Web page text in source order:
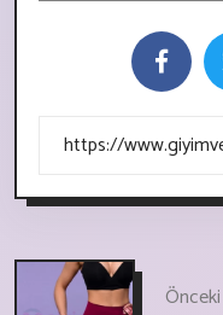
Önceki